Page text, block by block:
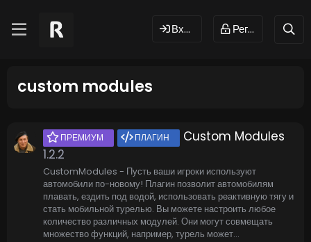
Вход Регистрация
custom modules
ПРЕМИУМ ПЛАГИН
Custom Modules
1.2.2
CustomModules - Пусть ваши игроки используют
автомобили по-новому! Плагин позволит автомобилям
плавать, ездить под водой, использовать реактивную тягу и
стать мобильной турелью. Вы можете настроить любое
количество различных модулей. Они могут совмещать
множество функций, например, турель может...